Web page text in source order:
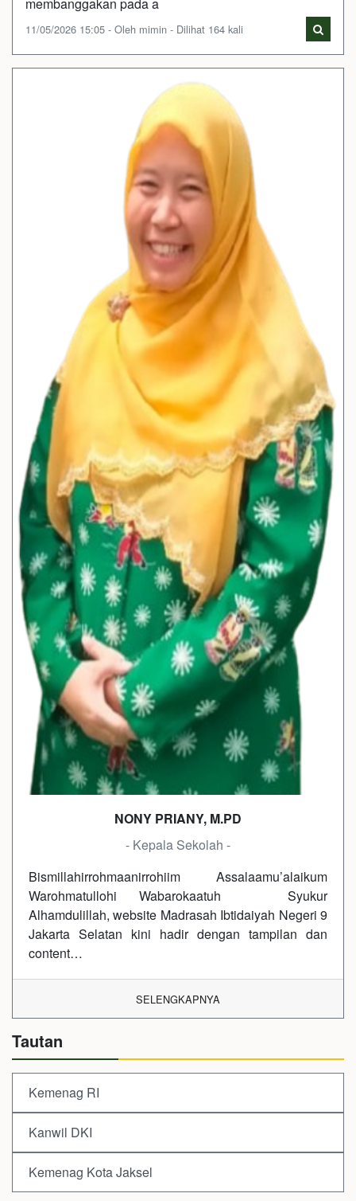
11/05/2026 15:05 - Oleh mimin - Dilihat 164 kali
NONY PRIANY, M.PD
- Kepala Sekolah -
Bismillahirrohmaanirrohiim Assalaamu’alaikum
Warohmatullohi Wabarokaatuh Syukur
Alhamdulillah, website Madrasah Ibtidaiyah Negeri 9
Jakarta Selatan kini hadir dengan tampilan dan
content…
SELENGKAPNYA
Tautan
Kemenag RI
Kanwil DKI
Kemenag Kota Jaksel